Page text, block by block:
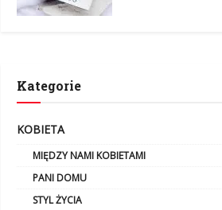
Kategorie
KOBIETA
MIĘDZY NAMI KOBIETAMI
PANI DOMU
STYL ŻYCIA